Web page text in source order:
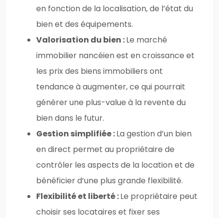
en fonction de la localisation, de l’état du
bien et des équipements.
Valorisation du bien :Le marché
immobilier nancéien est en croissance et
les prix des biens immobiliers ont
tendance à augmenter, ce qui pourrait
générer une plus-value à la revente du
bien dans le futur.
Gestion simplifiée :La gestion d’un bien
en direct permet au propriétaire de
contrôler les aspects de la location et de
bénéficier d’une plus grande flexibilité.
Flexibilité et liberté :Le propriétaire peut
choisir ses locataires et fixer ses